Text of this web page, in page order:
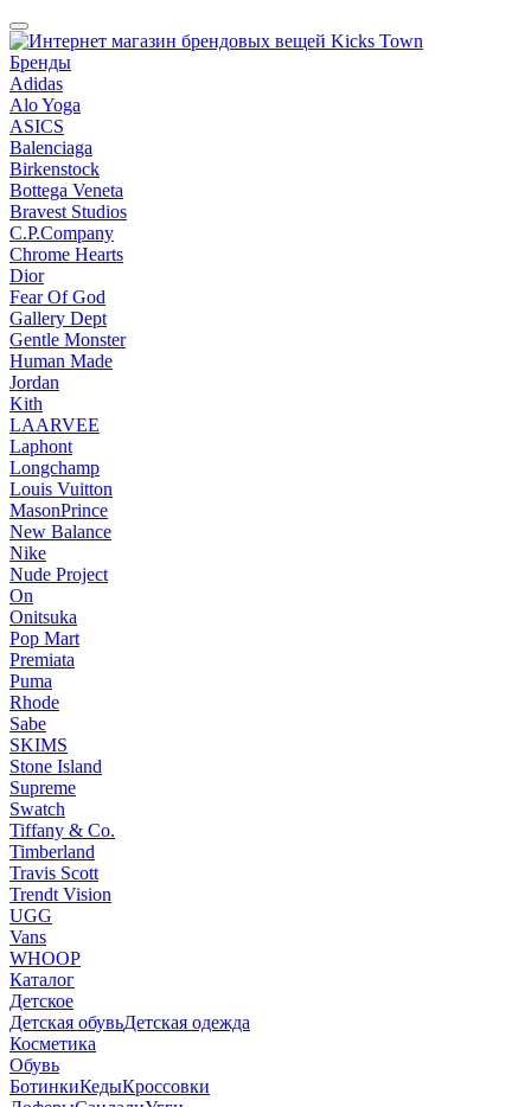
Бренды
Adidas
Alo Yoga
ASICS
Balenciaga
Birkenstock
Bottega Veneta
Bravest Studios
C.P.Company
Chrome Hearts
Dior
Fear Of God
Gallery Dept
Gentle Monster
Human Made
Jordan
Kith
LAARVEE
Laphont
Longchamp
Louis Vuitton
MasonPrince
New Balance
Nike
Nude Project
On
Onitsuka
Pop Mart
Premiata
Puma
Rhode
Sabe
SKIMS
Stone Island
Supreme
Swatch
Tiffany & Co.
Timberland
Travis Scott
Trendt Vision
UGG
Vans
WHOOP
Каталог
Детское
Детская обувьДетская одежда
Косметика
Обувь
БотинкиКедыКроссовки